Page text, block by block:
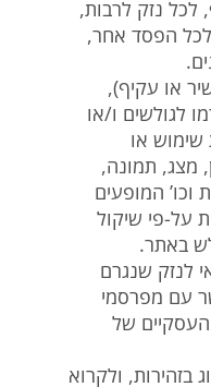
לכל נזק לרבות,
לכל הפסד אחר,
או עקיף),
לגולשים ו/או
או
מצג, תמונה,
וכו’ המופעים
על-פי שיקול
באתר.
לנזק שנגרם
עם מפרסמי
העסקיים של
בזהירות, ולקרוא